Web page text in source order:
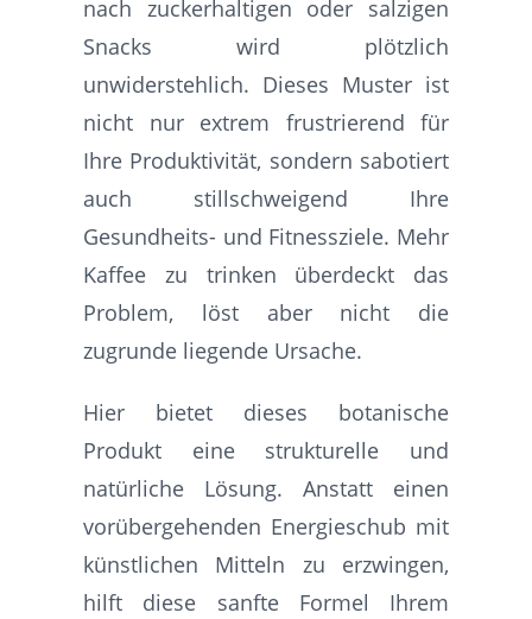
nach zuckerhaltigen oder salzigen
Snacks wird plötzlich
unwiderstehlich. Dieses Muster ist
nicht nur extrem frustrierend für
Ihre Produktivität, sondern sabotiert
auch stillschweigend Ihre
Gesundheits- und Fitnessziele. Mehr
Kaffee zu trinken überdeckt das
Problem, löst aber nicht die
zugrunde liegende Ursache.
Hier bietet dieses botanische
Produkt eine strukturelle und
natürliche Lösung. Anstatt einen
vorübergehenden Energieschub mit
künstlichen Mitteln zu erzwingen,
hilft diese sanfte Formel Ihrem